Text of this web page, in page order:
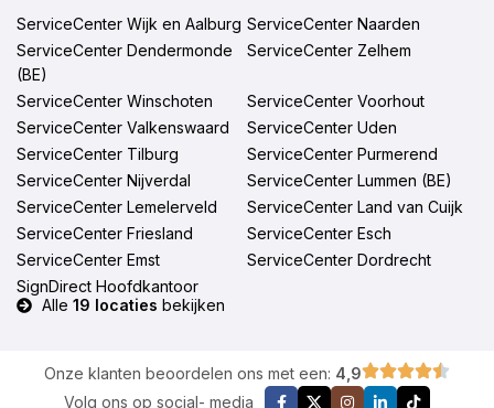
ServiceCenter Wijk en Aalburg ServiceCenter Naarden
ServiceCenter Dendermonde
(BE)
ServiceCenter Zelhem
ServiceCenter Winschoten
ServiceCenter Voorhout
ServiceCenter Valkenswaard
ServiceCenter Uden
ServiceCenter Tilburg
ServiceCenter Purmerend
ServiceCenter Nijverdal
ServiceCenter Lummen (BE)
ServiceCenter Lemelerveld
ServiceCenter Land van Cuijk
ServiceCenter Friesland
ServiceCenter Esch
ServiceCenter Emst
ServiceCenter Dordrecht
SignDirect Hoofdkantoor
Alle 19 locaties bekijken
Onze klanten beoordelen ons met een: 4,9
Volg ons op social- media